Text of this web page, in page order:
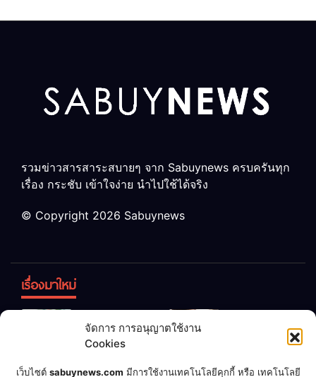
จัดการ การอนุญาตใช้งาน
Cookies
เว็บไซต์ sabuynews.com มีการใช้งานเทคโนโลยีคุกกี้ หรือ เทคโนโลยี
รวมข่าวสารสาระสบายๆ จาก Sabuynews ครบครันทุก
เรื่อง กระชับ เข้าใจง่าย นำไปใช้ได้จริง
© Copyright 2026 Sabuynews
เรื่องมาใหม่
ทิ้ง! เปลี่ยน
เป็น “ปุ๋ย
จุลินทรีย์”
หญิง 12 ขวบ
แต่งงานกับ
เชื่อพ่อแล้ว เจ้าของคาร์